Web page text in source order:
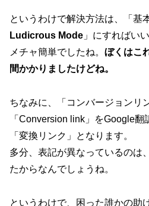
というわけで解決方法は、「基
Ludicrous Mode 」にすればい
メチャ簡単でしたね。 ぼくはこ
間かかりましたけどね。
ちなみに、「コンバージョンリ
「Conversion link」をGoogle翻
「変換リンク」となります。
多分、表記が異なっているのは
たからなんでしょうね。
というわけで、困った誰かの助